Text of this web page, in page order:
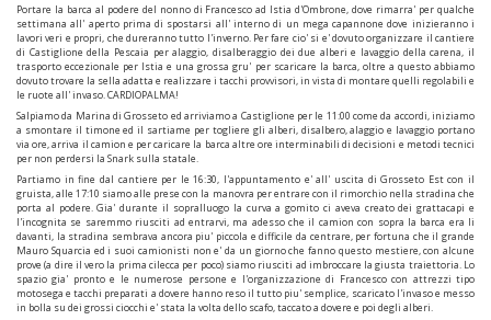
Portare la barca al podere del nonno di Francesco ad Istia d'Ombrone, dove rimarra' per qualche
settimana all' aperto prima di spostarsi all' interno di un mega capannone dove inizieranno i
lavori veri e propri, che dureranno tutto l'inverno. Per fare cio' si e' dovuto organizzare il cantiere
di Castiglione della Pescaia per alaggio, disalberaggio dei due alberi e lavaggio della carena, il
trasporto eccezionale per Istia e una grossa gru' per scaricare la barca, oltre a questo abbiamo
dovuto trovare la sella adatta e realizzare i tacchi provvisori, in vista di montare quelli regolabili e
le ruote all' invaso. CARDIOPALMA!
Salpiamo da Marina di Grosseto ed arriviamo a Castiglione per le 11:00 come da accordi, iniziamo
a smontare il timone ed il sartiame per togliere gli alberi, disalbero, alaggio e lavaggio portano
via ore, arriva il camion e per caricare la barca altre ore interminabili di decisioni e metodi tecnici
per non perdersi la Snark sulla statale.
Partiamo in fine dal cantiere per le 16:30, l'appuntamento e' all' uscita di Grosseto Est con il
gruista, alle 17:10 siamo alle prese con la manovra per entrare con il rimorchio nella stradina che
porta al podere. Gia' durante il sopralluogo la curva a gomito ci aveva creato dei grattacapi e
l'incognita se saremmo riusciti ad entrarvi, ma adesso che il camion con sopra la barca era li
davanti, la stradina sembrava ancora piu' piccola e difficile da centrare, per fortuna che il grande
Mauro Squarcia ed i suoi camionisti non e' da un giorno che fanno questo mestiere, con alcune
prove (a dire il vero la prima cilecca per poco) siamo riusciti ad imbroccare la giusta traiettoria. Lo
spazio gia' pronto e le numerose persone e l'organizzazione di Francesco con attrezzi tipo
motosega e tacchi preparati a dovere hanno reso il tutto piu' semplice, scaricato l'invaso e messo
in bolla su dei grossi ciocchi e' stata la volta dello scafo, taccato a dovere e poi degli alberi.